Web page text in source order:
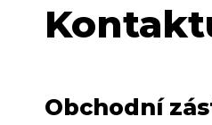
Obchodní